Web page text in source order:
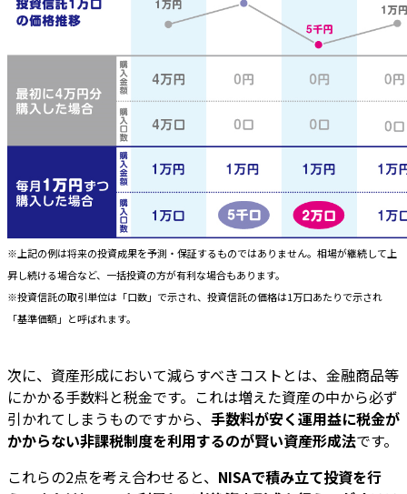
※上記の例は将来の投資成果を予測・保証するものではありません。相場が継続して上
昇し続ける場合など、一括投資の方が有利な場合もあります。
※投資信託の取引単位は「口数」で示され、投資信託の価格は1万口あたりで示され
「基準価額」と呼ばれます。
次に、資産形成において減らすべきコストとは、金融商品等
にかかる手数料と税金です。これは増えた資産の中から必ず
引かれてしまうものですから、 手数料が安く運用益に税金が
かからない非課税制度を利用するのが賢い資産形成法です。
これらの2点を考え合わせると、 NISAで積み立て投資を行